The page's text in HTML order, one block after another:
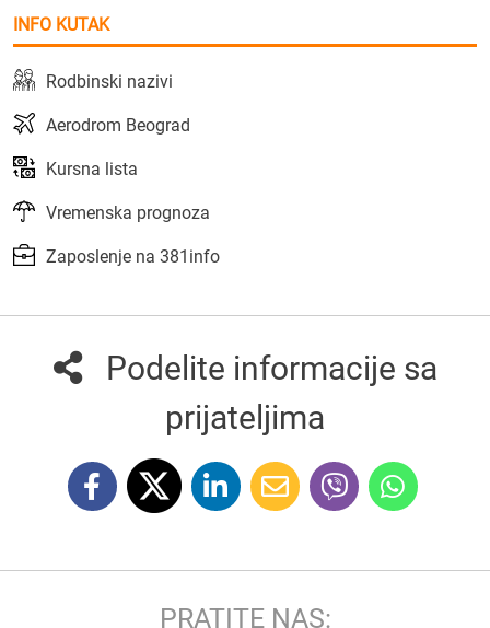
INFO KUTAK
Rodbinski nazivi
Aerodrom Beograd
Kursna lista
Vremenska prognoza
Zaposlenje na 381info
Podelite informacije sa
prijateljima
PRATITE NAS: